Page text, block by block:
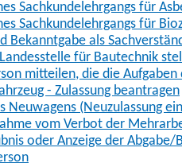
Sachkundelehrgangs für
Sachkundelehrgangs für
Bekanntgabe als
für Bautechnik
mitteilen, die die
- Zulassung beantragen
Neuwagens (Neuzulassung
vom Verbot der
oder Anzeige der